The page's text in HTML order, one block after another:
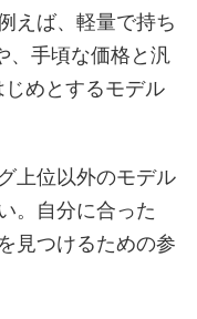
えば、軽量で持ち
、手頃な価格と汎
めとするモデル
上位以外のモデル
。自分に合った
見つけるための参